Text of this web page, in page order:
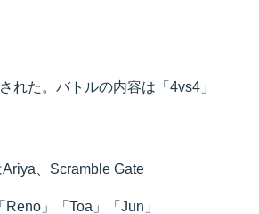
れた。バトルの内容は「4vs4」
、Scramble Gate
」「Toa」「Jun」